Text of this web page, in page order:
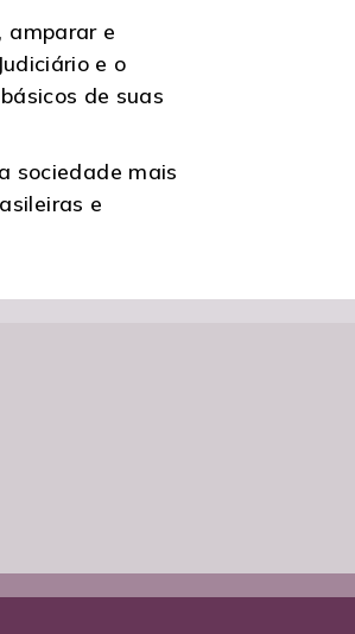
amparar e
e o
de suas
sociedade mais
e